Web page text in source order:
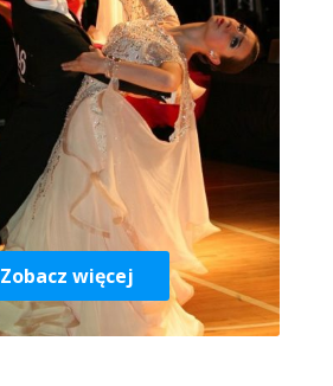
Zobacz więcej